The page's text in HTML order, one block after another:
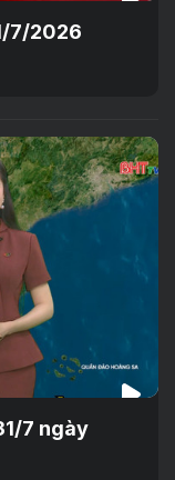
7/2026
7 ngày